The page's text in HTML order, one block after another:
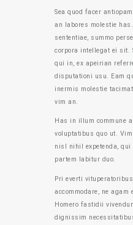
Sea quod facer
an labores molestie
sententiae, summo
corpora intellegat ei sit.
qui in, ex apeirian
disputationi usu. Eam
inermis molestie
vim an.
Has in illum commune
voluptatibus quo ut.
nisl nihil expetenda,
partem labitur duo.
Pri everti
accommodare, ne
Homero fastidii
dignissim